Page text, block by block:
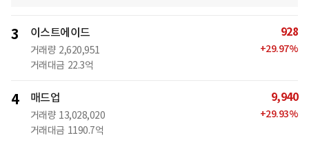
3 이스트에이드
거래량 2,620,951
거래대금 22.3억
928
+29.97%
4 매드업
거래량 13,028,020
거래대금 1190.7억
9,940
+29.93%